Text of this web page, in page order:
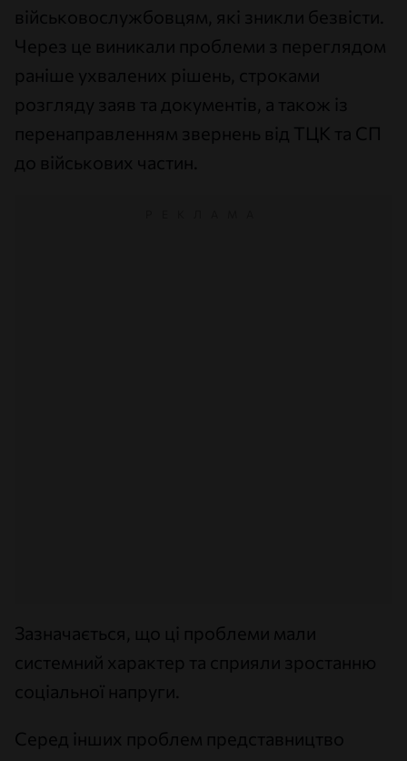
військовослужбовцям, які зникли безвісти.
Через це виникали проблеми з переглядом
раніше ухвалених рішень, строками
розгляду заяв та документів, а також із
перенаправленням звернень від ТЦК та СП
до військових частин.
Зазначається, що ці проблеми мали
системний характер та сприяли зростанню
соціальної напруги.
Серед інших проблем представництво